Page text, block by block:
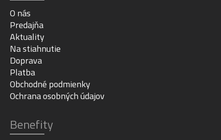
O nás
Predajňa
Aktuality
Na stiahnutie
Doprava
Platba
Obchodné podmienky
Ochrana osobných údajov
Benefity